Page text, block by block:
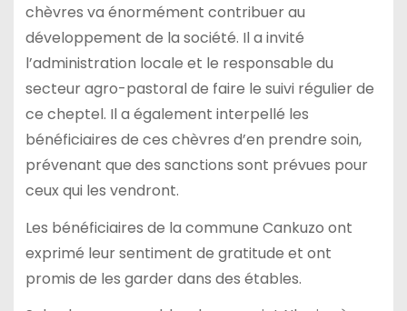
chèvres va énormément contribuer au
développement de la société. Il a invité
l’administration locale et le responsable du
secteur agro-pastoral de faire le suivi régulier de
ce cheptel. Il a également interpellé les
bénéficiaires de ces chèvres d’en prendre soin,
prévenant que des sanctions sont prévues pour
ceux qui les vendront.
Les bénéficiaires de la commune Cankuzo ont
exprimé leur sentiment de gratitude et ont
promis de les garder dans des étables.